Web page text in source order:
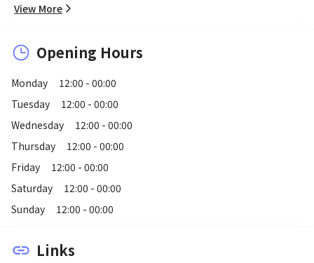
View More
Opening Hours
Monday
12:00 - 00:00
Tuesday
12:00 - 00:00
Wednesday
12:00 - 00:00
Thursday
12:00 - 00:00
Friday
12:00 - 00:00
Saturday
12:00 - 00:00
Sunday
12:00 - 00:00
link Links